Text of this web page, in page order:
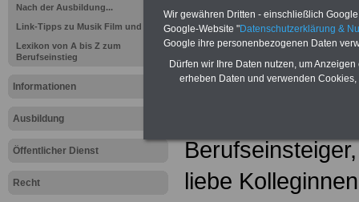
Nach der Ausbildung...
Link-Tipps zu Musik Film und Video
Lexikon von A bis Z zum
Berufseinstieg
Informationen
Ausbildung
Öffentlicher Dienst
Recht
Berufseinsteiger,
liebe
Wir gewähren Dritten - einschließlich
Google-Website "Datenschutzerklärung &
Google ihre personenbezogenen Daten
Dürfen wir Ihre Daten nutzen, um
erheben Daten und verwenden